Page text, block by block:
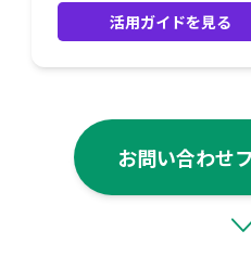
活用ガイドを見る
お問い合わせ